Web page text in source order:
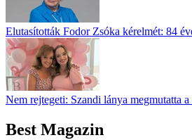
Elutasították Fodor Zsóka kérelmét: 84
Nem rejtegeti: Szandi lánya megmutatta
Best Magazin